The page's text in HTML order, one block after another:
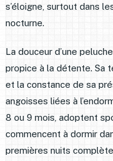
s’éloigne, surtout dans
nocturne.
La douceur d’une
propice à la détente. Sa
et la constance de sa
angoisses liées à
8 ou 9 mois, adoptent
commencent à dormir
premières nuits